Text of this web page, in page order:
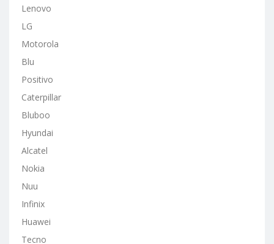
Lenovo
LG
Motorola
Blu
Positivo
Caterpillar
Bluboo
Hyundai
Alcatel
Nokia
Nuu
Infinix
Huawei
Tecno